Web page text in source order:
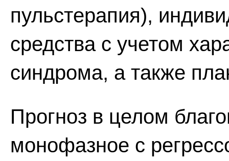
пульстерапия),
средства с учетом
синдрома, а также
Прогноз в целом
монофазное с